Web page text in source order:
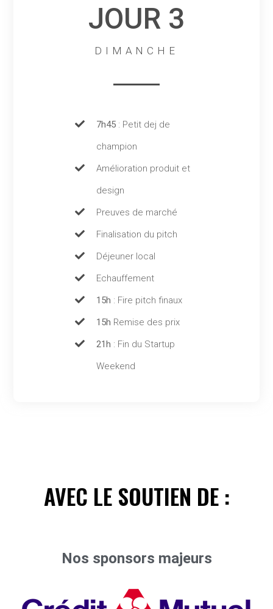
294
JOUR 3
DIMANCHE
7h45: Petit dej de
champion
Amélioration produit et
design
Preuves de marché
Finalisation du pitch
Déjeuner local
Echauffement
15h : Fire pitch finaux
15h Remise des prix
21h : Fin du Startup
Weekend
AVEC LE SOUTIEN DE :
Nos sponsors majeurs